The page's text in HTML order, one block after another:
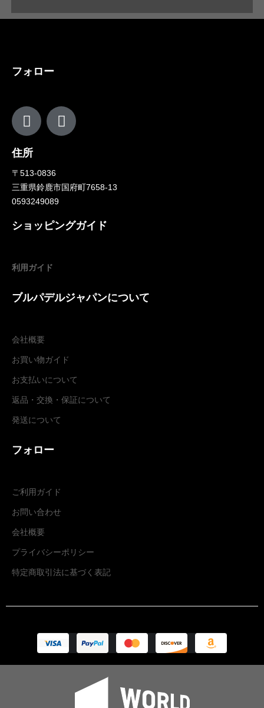
フォロー
住所
〒513-0836
三重県鈴鹿市国府町7658-13
0593249089
ショッピングガイド
利用ガイド
ブルパデルジャパンについて
会社概要
お買い物ガイド
お支払いについて
返品・交換 ・ 保証について
発送について
フォロー
ご利用ガイド
お問い合わせ
会社概要
プライバシーポリシー
特定商取引法に基づく表記